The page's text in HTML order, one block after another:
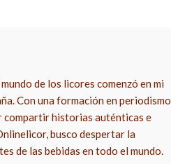
de los licores comenzó en mi
Con una formación en periodismo
compartir historias auténticas e
busco despertar la
de las bebidas en todo el mundo.